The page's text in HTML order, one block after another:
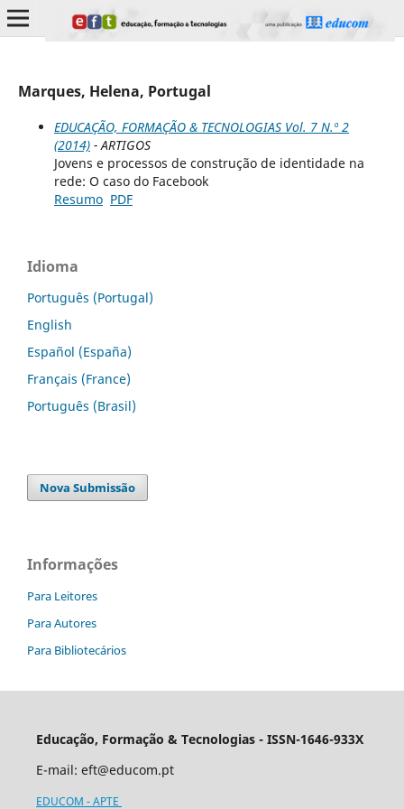
Marques, Helena, Portugal
EDUCAÇÃO, FORMAÇÃO & TECNOLOGIAS Vol. 7 N.º 2
(2014)- ARTIGOS
Jovens e processos de construção de identidade na
rede: O caso do Facebook
Resumo PDF
Idioma
Português (Portugal)
English
Español (España)
Français (France)
Português (Brasil)
Nova Submissão
Informações
Para Leitores
Para Autores
Para Bibliotecários
Educação, Formação & Tecnologias - ISSN-1646-933X
E-mail: eft@educom.pt
EDUCOM - APTE